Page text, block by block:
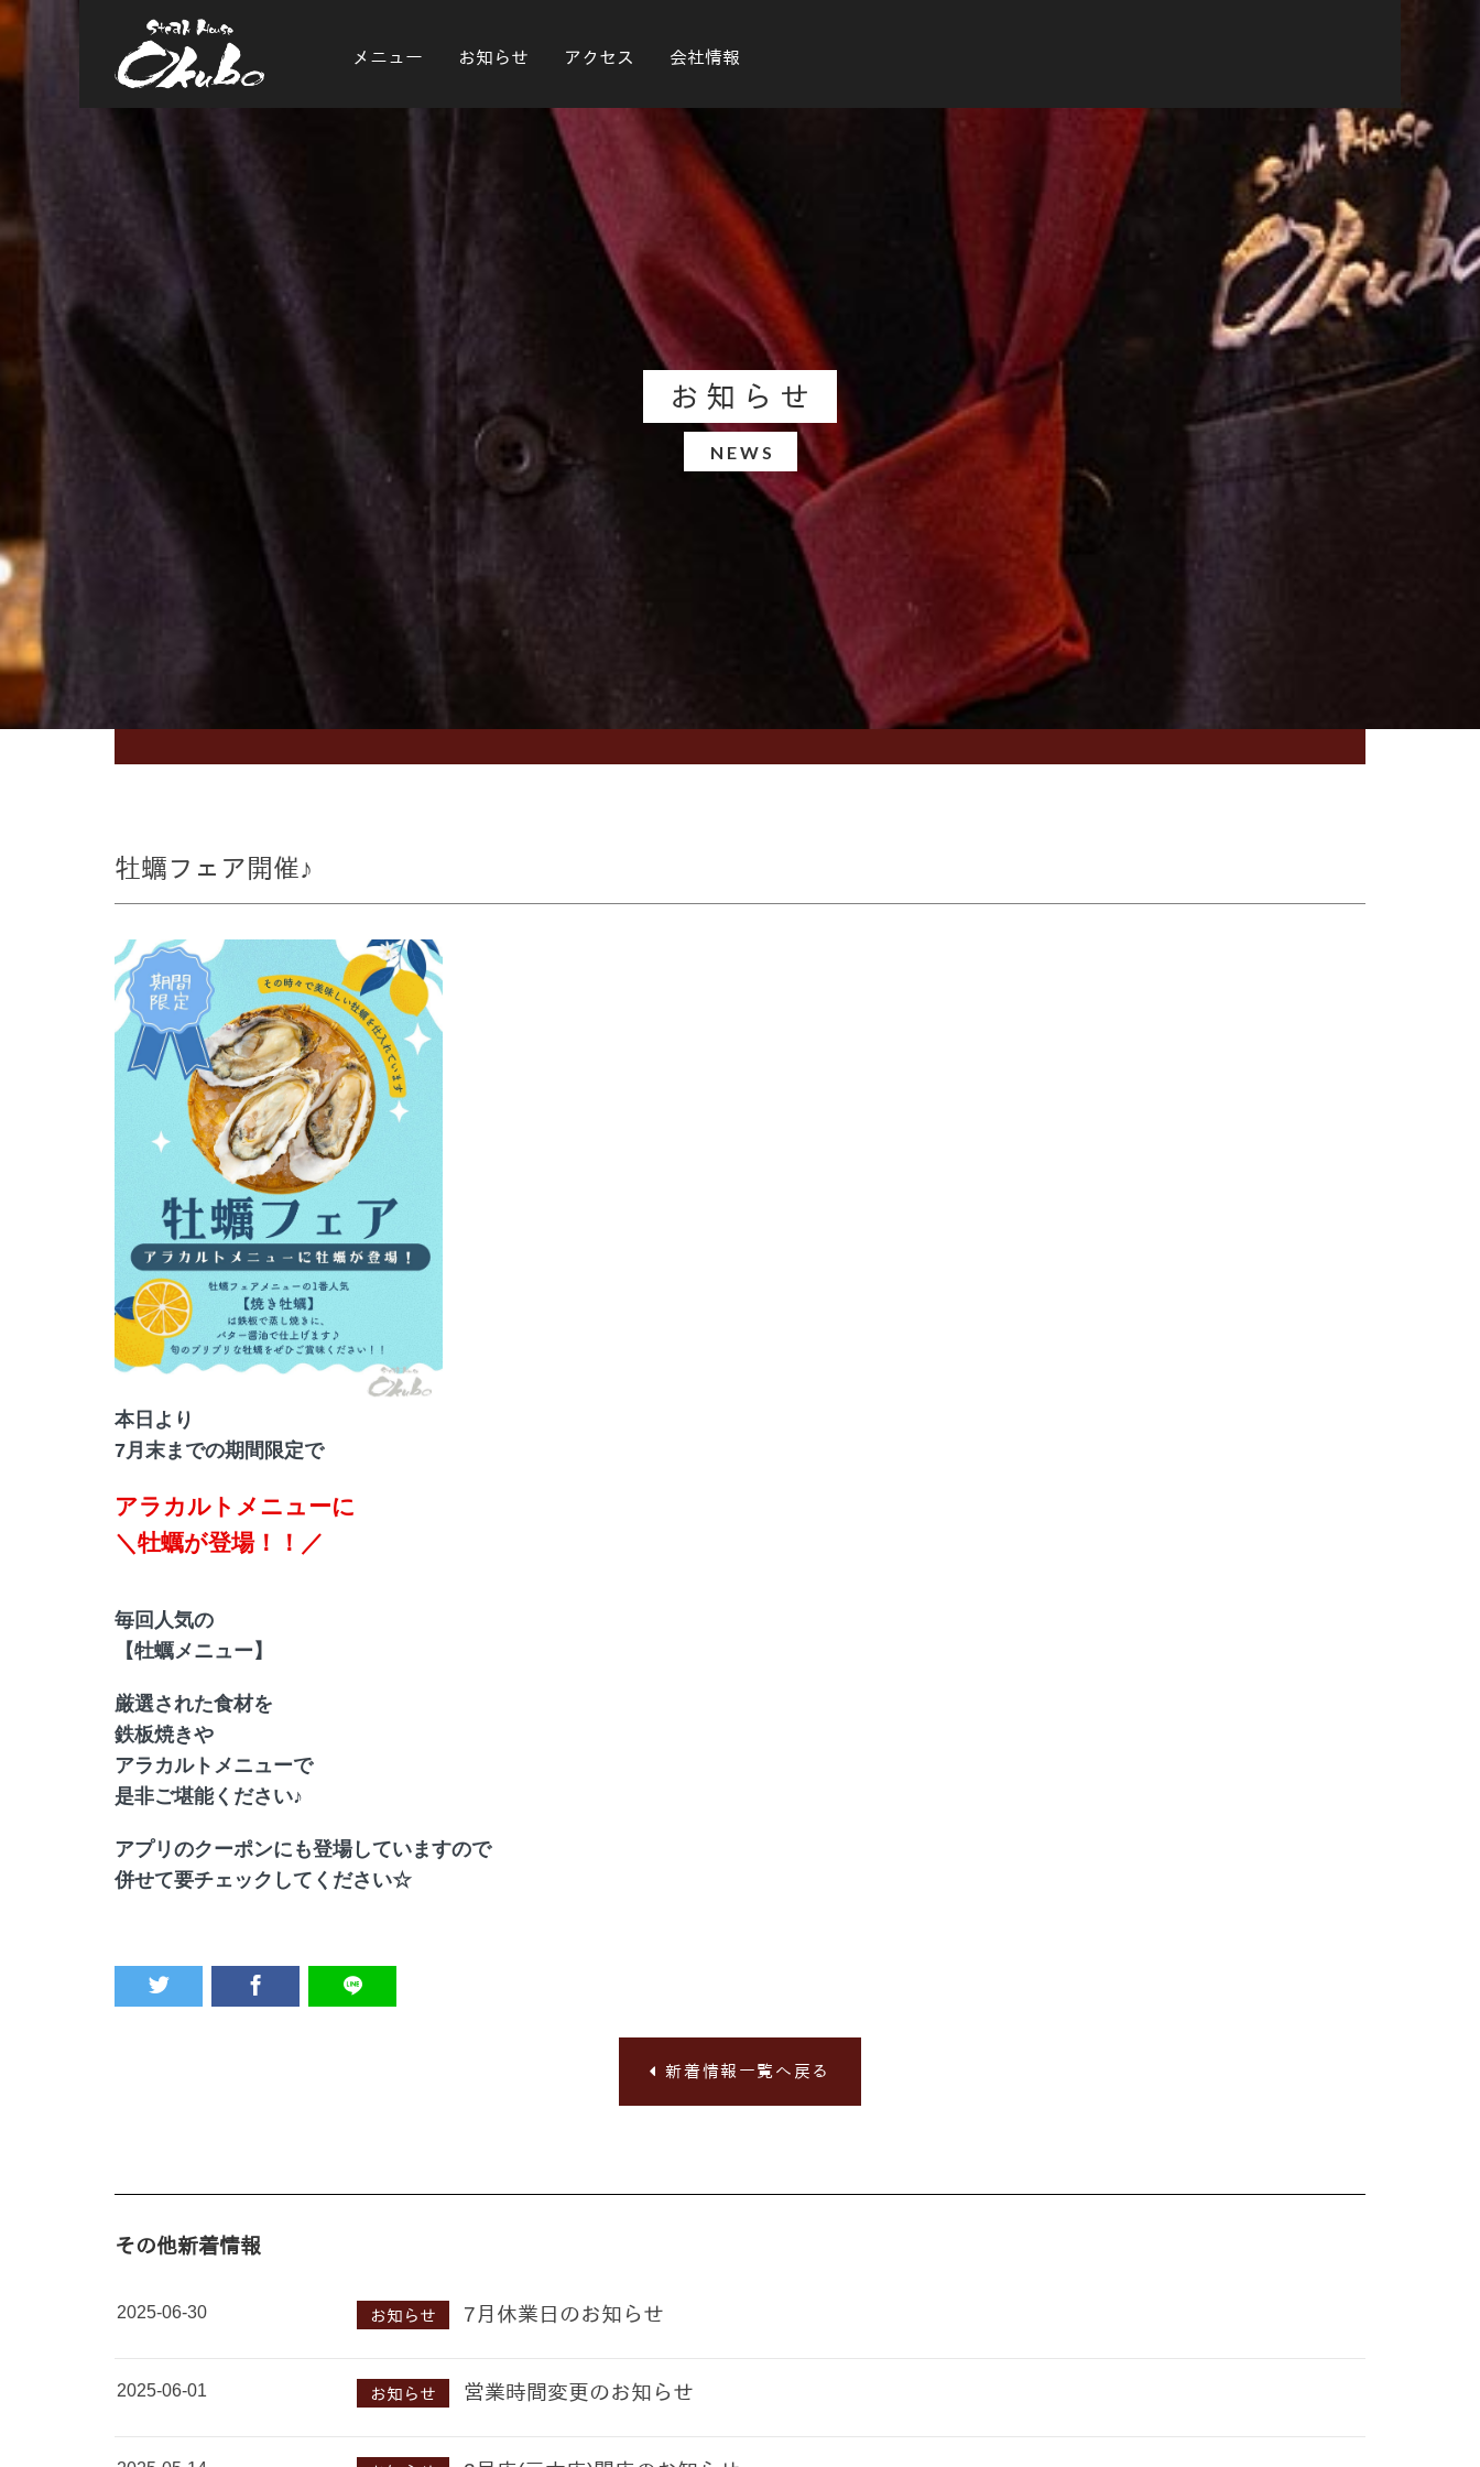
メニュー お知らせ アクセス 会社情報
お知らせ
NEWS
牡蠣フェア開催♪
本日より
7月末までの期間限定で
アラカルトメニューに
＼牡蠣が登場！！／
毎回人気の
【牡蠣メニュー】
厳選された食材を
鉄板焼きや
アラカルトメニューで
是非ご堪能ください♪
アプリのクーポンにも登場していますので
併せて要チェックしてください☆
新着情報一覧へ戻る
その他新着情報
2025-06-30 お知らせ 7月休業日のお知らせ
2025-06-01 お知らせ 営業時間変更のお知らせ